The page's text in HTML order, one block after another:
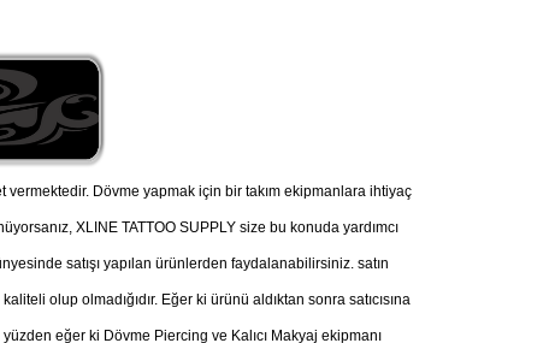
vermektedir. Dövme yapmak için bir takım ekipmanlara ihtiyaç
XLINE TATTOO SUPPLY size bu konuda yardımcı
satışı yapılan ürünlerden faydalanabilirsiniz. satın
olup olmadığıdır. Eğer ki ürünü aldıktan sonra satıcısına
eğer ki Dövme Piercing ve Kalıcı Makyaj ekipmanı